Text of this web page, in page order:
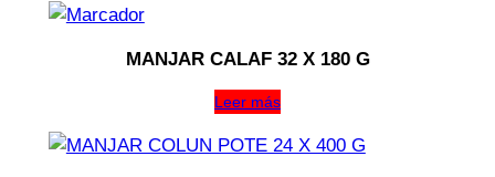
MANJAR CALAF 32 X 180 G
Leer más